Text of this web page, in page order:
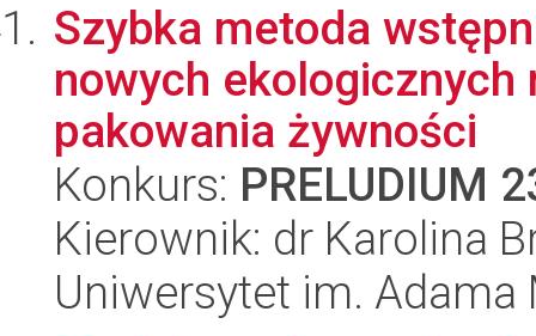
Szybka metoda
nowych ekologicznych
pakowania żywności
Konkurs: PRELUDIUM
Kierownik: dr Karolina
Uniwersytet im.